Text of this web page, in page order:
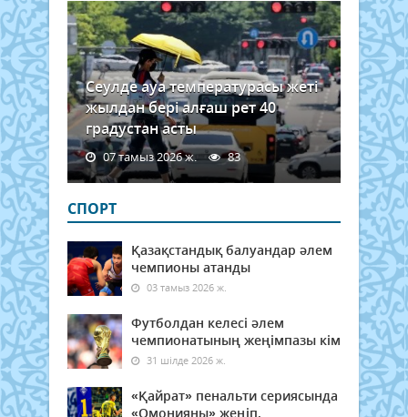
Сеулде ауа температурасы жеті
жылдан бері алғаш рет 40
градустан асты
07 тамыз 2026 ж. 83
СПОРТ
Қазақстандық балуандар әлем
чемпионы атанды
03 тамыз 2026 ж.
Футболдан келесі әлем
чемпионатының жеңімпазы кім
31 шілде 2026 ж.
«Қайрат» пенальти сериясында
«Омонияны» жеңіп,